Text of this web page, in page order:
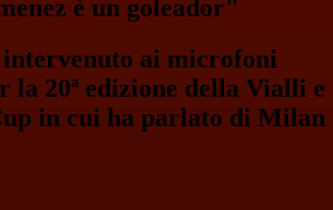
è un goleador"
ai microfoni
la 20ª edizione della Vialli e
in cui ha parlato di Milan